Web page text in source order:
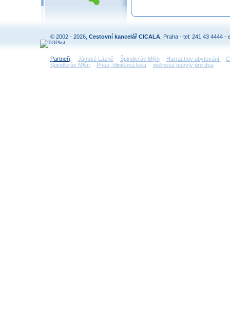
© 2002 - 2026, Cestovní kancelář CICALA , Praha - tel: 241 43 4444 -
Partneři: Jánské Lázně Špindlerův Mlýn Harrachov ubytování
Špindlerův Mlýn
Pneu, hliníková kola wellness pobyty pro dva